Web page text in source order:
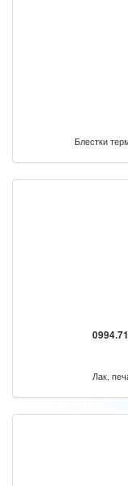
Блестки
Лак,